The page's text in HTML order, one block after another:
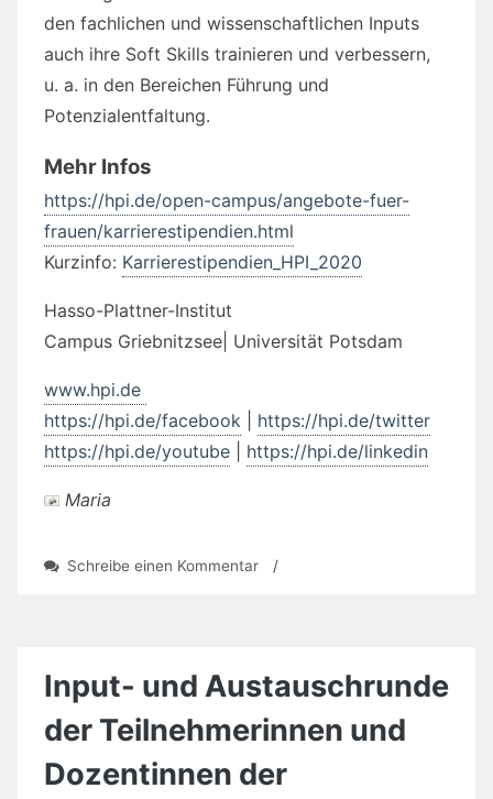
den fachlichen und wissenschaftlichen Inputs
auch ihre Soft Skills trainieren und verbessern,
u. a. in den Bereichen Führung und
Potenzialentfaltung.
Mehr Infos
https://hpi.de/open-campus/angebote-fuer-
frauen/karrierestipendien.html
Kurzinfo: Karrierestipendien_HPI_2020
Hasso-Plattner-Institut
Campus Griebnitzsee| Universität Potsdam
www.hpi.de
https://hpi.de/facebook
https://hpi.de/twitter
https://hpi.de/youtube
https://hpi.de/linkedin
Maria
Schreibe einen Kommentarzu
Informatikerinnen
/
Input- und Austauschrunde
der Teilnehmerinnen und
Dozentinnen der